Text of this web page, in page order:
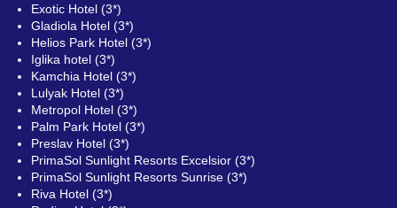
Exotic Hotel (3*)
Gladiola Hotel (3*)
Helios Park Hotel (3*)
Iglika hotel (3*)
Kamchia Hotel (3*)
Lulyak Hotel (3*)
Metropol Hotel (3*)
Palm Park Hotel (3*)
Preslav Hotel (3*)
PrimaSol Sunlight Resorts Excelsior (3*)
PrimaSol Sunlight Resorts Sunrise (3*)
Riva Hotel (3*)